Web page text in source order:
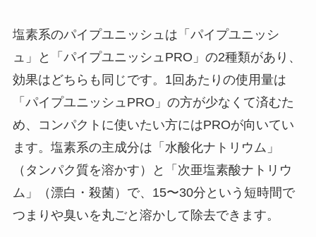
塩素系のパイプユニッシュは「パイプユニッシ
ュ」と「パイプユニッシュPRO」の2種類があり、
効果はどちらも同じです。1回あたりの使用量は
「パイプユニッシュPRO」の方が少なくて済むた
め、コンパクトに使いたい方にはPROが向いてい
ます。塩素系の主成分は「水酸化ナトリウム」
（タンパク質を溶かす）と「次亜塩素酸ナトリウ
ム」（漂白・殺菌）で、15〜30分という短時間で
つまりや臭いを丸ごと溶かして除去できます。